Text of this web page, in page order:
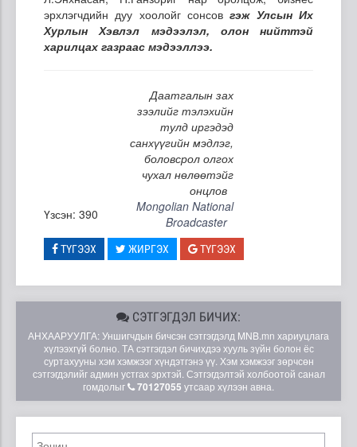
эрхлэгчдийн дуу хоолойг сонсовгэж Улсын Их
Хурлын Хэвлэл мэдээлэл, олон нийттэй
харилцах газраас мэдээллээ.
Даатгалын зах
зээлийг тэлэхийн
тулд иргэдэд
санхүүгийн мэдлэг,
боловсрол олгох
чухал нөлөөтэйг
онцлов
Үзсэн: 390
Mongolian National
Broadcaster
ТҮГЭЭХ ЖИРГЭХ ТҮГЭЭХ
СЭТГЭГДЭЛ БИЧИХ:
АНХААРУУЛГА: Уншигчдын бичсэн сэтгэгдэлд MNB.mn хариуцлага
хүлээхгүй болно. ТА сэтгэгдэл бичихдээ хууль зүйн болон ёс
суртахууны хэм хэмжээг хүндэтгэнэ үү. Хэм хэмжээг зөрчсөн
сэтгэгдэлийг админ устгах эрхтэй. Сэтгэгдэлтэй холбоотой санал
гомдолыг
70127055 утсаар хүлээн авна.